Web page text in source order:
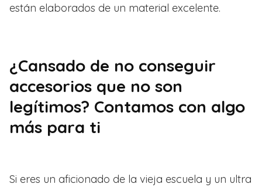
están elaborados de un material excelente.
¿Cansado de no conseguir
accesorios que no son
legítimos? Contamos con algo
más para ti
Si eres un aficionado de la vieja escuela y un ultra